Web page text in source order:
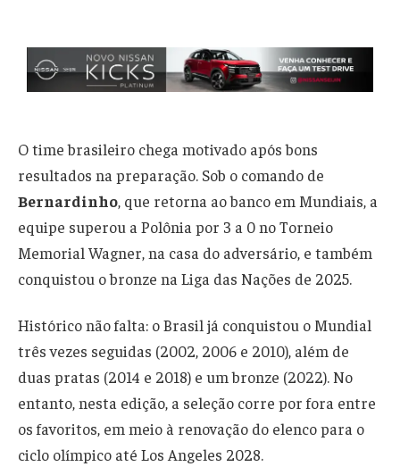
O time brasileiro chega motivado após bons
resultados na preparação. Sob o comando de
Bernardinho, que retorna ao banco em Mundiais, a
equipe superou a Polônia por 3 a 0 no Torneio
Memorial Wagner, na casa do adversário, e também
conquistou o bronze na Liga das Nações de 2025.
Histórico não falta: o Brasil já conquistou o Mundial
três vezes seguidas (2002, 2006 e 2010), além de
duas pratas (2014 e 2018) e um bronze (2022). No
entanto, nesta edição, a seleção corre por fora entre
os favoritos, em meio à renovação do elenco para o
ciclo olímpico até Los Angeles 2028.